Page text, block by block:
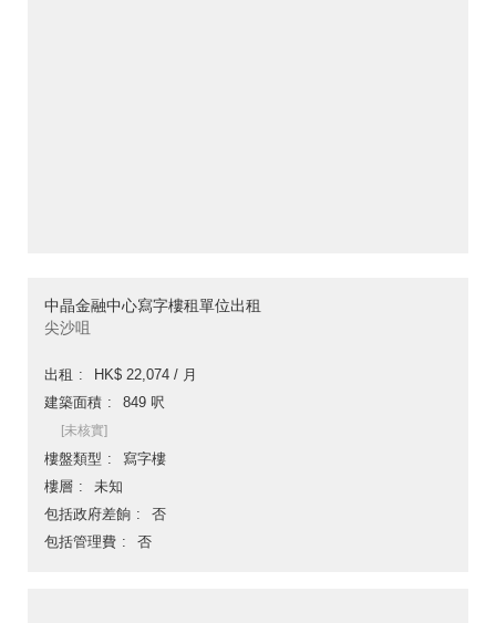
中晶金融中心寫字樓租單位出租
尖沙咀
出租
HK$ 22,074 / 月
建築面積
849 呎
[未核實]
樓盤類型
寫字樓
樓層
未知
包括政府差餉
否
包括管理費
否